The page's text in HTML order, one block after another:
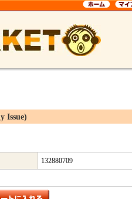
Issue)
132880709